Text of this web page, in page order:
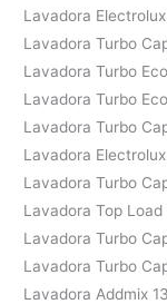
Lavadora
Lavadora Turbo
Lavadora Turbo
Lavadora Turbo
Lavadora Turbo
Lavadora
Lavadora Turbo
Lavadora Top Load
Lavadora Turbo
Lavadora Turbo
Lavadora Addmix